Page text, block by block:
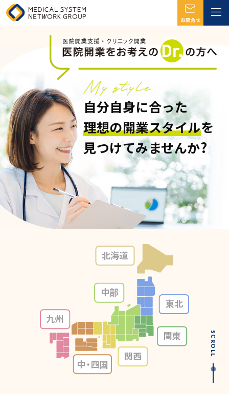
自分自身に合った
理想の開業スタイルを
見つけてみませんか?
北海道
東北
関東
関西
中部
九州
中・四国
SCROLL